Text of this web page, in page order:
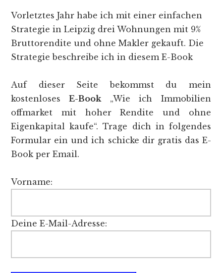
Vorletztes Jahr habe ich mit einer einfachen
Strategie in Leipzig drei Wohnungen mit 9%
Bruttorendite und ohne Makler gekauft. Die
Strategie beschreibe ich in diesem E-Book
Auf dieser Seite bekommst du mein
kostenloses E-Book„Wie ich Immobilien
offmarket mit hoher Rendite und ohne
Eigenkapital kaufe“. Trage dich in folgendes
Formular ein und ich schicke dir gratis das E-
Book per Email.
Vorname:
Deine E-Mail-Adresse: